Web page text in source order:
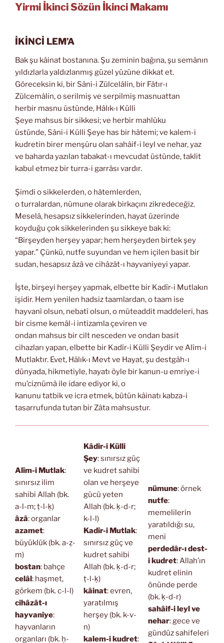
Yirmi İkinci Sözün İkinci Makamı
İKİNCİ LEM’A
Bak şu kâinat bostanına. Şu zeminin bağına, şu semânın
yıldızlarla yaldızlanmış güzel yüzüne dikkat et.
Göreceksin ki, bir Sâni-i Zülcelâlin, bir Fâtır-ı
Zülcemâlin, o serilmiş ve serpilmiş masnuattan
herbir masnu üstünde, Hâlık-ı Külli
Şeye mahsus bir sikkesi; ve herbir mahlûku
üstünde, Sâni-i Külli Şeye has bir hâtemi; ve kalem-i
kudretin birer menşûru olan sahâif-i leyl ve nehar, yaz
ve baharda yazılan tabakat-ı mevcudat üstünde, taklit
kabul etmez bir turra-i garrâsı vardır.
Şimdi o sikkelerden, o hâtemlerden,
o turralardan, nümune olarak birkaçını zikredeceğiz.
Meselâ, hesapsız sikkelerinden, hayat üzerinde
koyduğu çok sikkelerinden şu sikkeye bak ki:
“Birşeyden herşey yapar; hem herşeyden birtek şey
yapar.” Çünkü, nutfe suyundan ve hem içilen basit bir
sudan, hesapsız âzâ ve cihâzât-ı hayvaniyeyi yapar.
İşte, birşeyi herşey yapmak, elbette bir Kadîr-i Mutlakın
işidir. Hem yenilen hadsiz taamlardan, o taam ise
hayvanî olsun, nebatî olsun, o müteaddit maddeleri, has
bir cisme kemâl-i intizamla çeviren ve
ondan mahsus bir cilt nesceden ve ondan basit
cihazları yapan, elbette bir Kadîr-i Külli Şeydir ve Alîm-i
Mutlaktır. Evet, Hâlık-ı Mevt ve Hayat, şu destgâh-ı
dünyada, hikmetiyle, hayatı öyle bir kanun-u emriye-i
mu’ciznümâ ile idare ediyor ki, o
kanunu tatbik ve icra etmek, bütün kâinatı kabza-i
tasarrufunda tutan bir Zâta mahsustur.
Alîm-i Mutlak:
sınırsız ilim
sahibi Allah (bk.
a-l-m; ṭ-l-ḳ)
âzâ: organlar
azamet:
büyüklük (bk. a-ẓ-
m)
bostan: bahçe
celâl : haşmet,
görkem (bk. c-l-l)
cihâzât-ı
hayvaniye:
hayvanların
organları (bk. ḥ-
Kâdir-i Külli
Şey: sınırsız güç
ve kudret sahibi
olan ve herşeye
gücü yeten
Allah (bk. ḳ-d-r;
k-l-l)
Kadîr-i Mutlak:
sınırsız güç ve
kudret sahibi
Allah (bk. ḳ-d-r;
ṭ-l-ḳ)
kâinat: evren,
yaratılmış
herşey (bk. k-v-
n)
kalem-i kudret:
nümune: örnek
nutfe:
memelilerin
yaratıldığı su,
meni
perdedâr-ı dest-
i kudret: Allah’ın
kudret elinin
önünde perde
(bk. ḳ-d-r)
sahâif-i leyl ve
nehar: gece ve
gündüz sahifeleri